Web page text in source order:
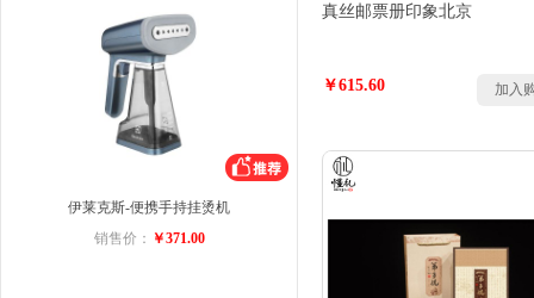
伊莱克斯-便携手持挂烫机
销售价： ￥371.00
真丝邮票册印象北京
￥615.60 加入